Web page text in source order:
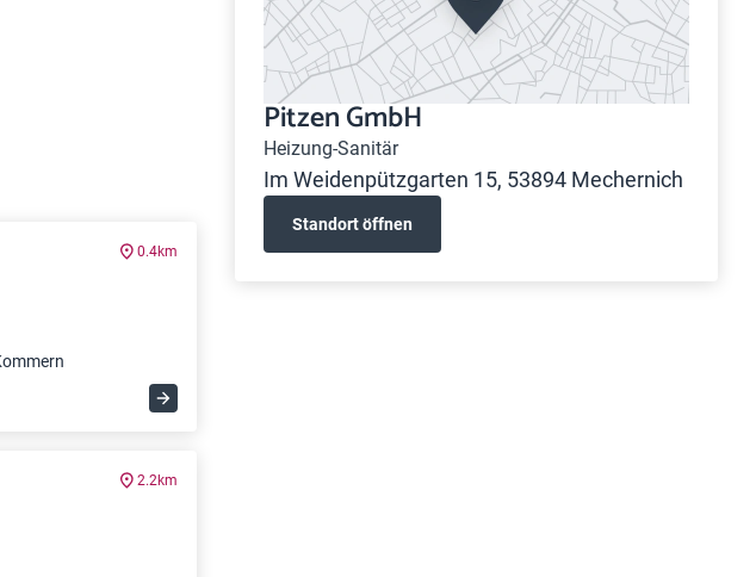
0.4km
2.2km
Pitzen GmbH
Heizung-Sanitär
Im Weidenpützgarten 15, 53894 Mechernich
Standort öffnen